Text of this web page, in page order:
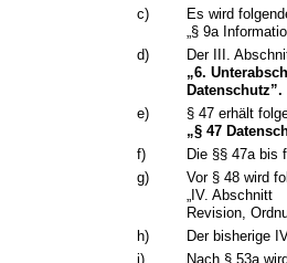
c)
Es wird
„§ 9a
d)
Der III.
„6.
Datenschutz”.
e)
§ 47 erhält
„§ 47
f)
Die §§ 47a bis
g)
Vor § 48 wird
„IV. Abschnitt
Revision,
h)
Der bisherige
i)
Nach § 53a